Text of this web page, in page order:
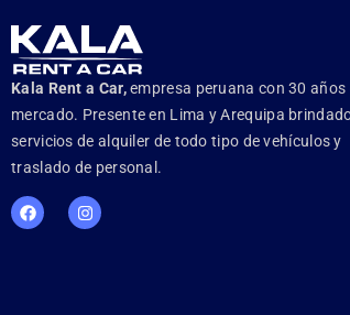
Kala Rent a Car,empresa peruana con 30 años
mercado. Presente en Lima y Arequipa
servicios de alquiler de todo tipo de vehículos y
traslado de personal.